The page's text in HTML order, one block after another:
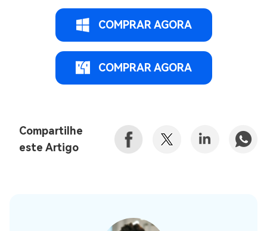
COMPRAR AGORA
COMPRAR AGORA
Compartilhe
este Artigo